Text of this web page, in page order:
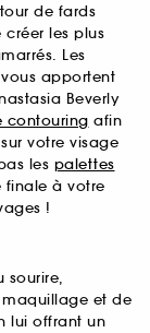
de fards
créer les plus
Les
apportent
Beverly
contouring afin
votre visage
les palettes
à votre
!
sourire,
et de
lui offrant un